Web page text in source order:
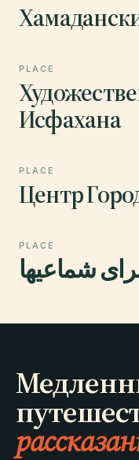
PLACE
Исфахана
PLACE
Центр
PLACE
شماعیها